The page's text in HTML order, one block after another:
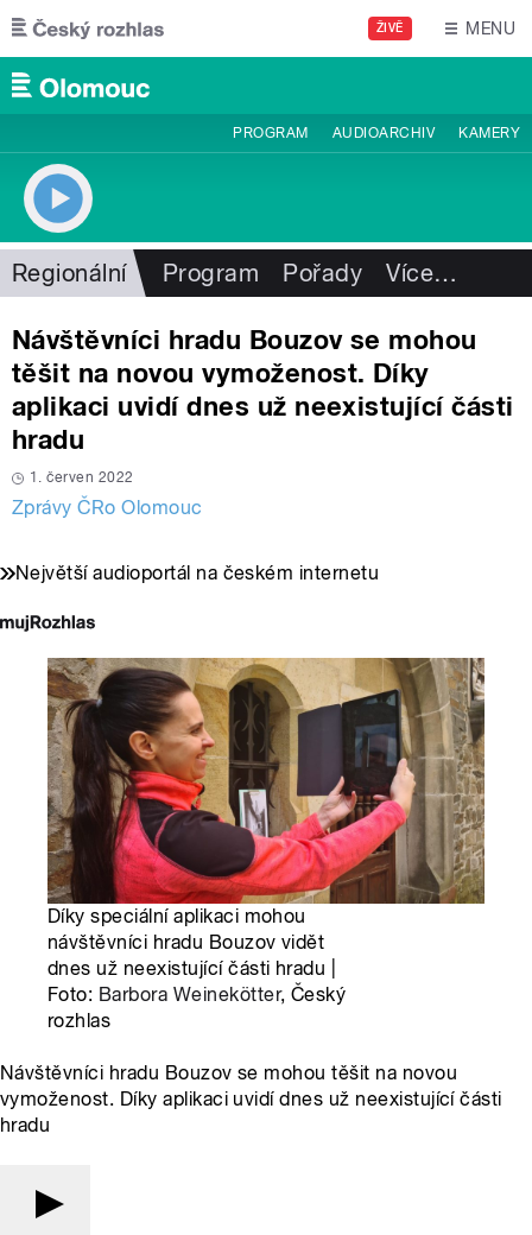
Přejít k hlavnímu obsahu
ŽIVĚ MENU
PROGRAM AUDIOARCHIV KAMERY
Regionální Program Pořady Více…
Návštěvníci hradu Bouzov se mohou
těšit na novou vymoženost. Díky
aplikaci uvidí dnes už neexistující části
hradu
1. červen 2022
Zprávy ČRo Olomouc
Největší audioportál na českém internetu
Díky speciální aplikaci mohou
návštěvníci hradu Bouzov vidět
dnes už neexistující části hradu |
Foto: Barbora Weinekötter, Český
rozhlas
Návštěvníci hradu Bouzov se mohou těšit na novou
vymoženost. Díky aplikaci uvidí dnes už neexistující části
hradu